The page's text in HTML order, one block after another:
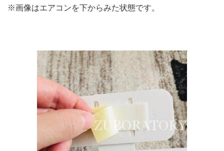
※画像はエアコンを下からみた状態です。